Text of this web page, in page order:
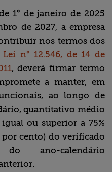
1° de janeiro de 2025
de 2027, a empresa
nos termos dos
Lei n° 12.546, de 14 de
, deverá firmar termo
a manter, em
ao longo de
quantitativo médio
ou superior a 75%
por cento) do verificado
ano-calendário